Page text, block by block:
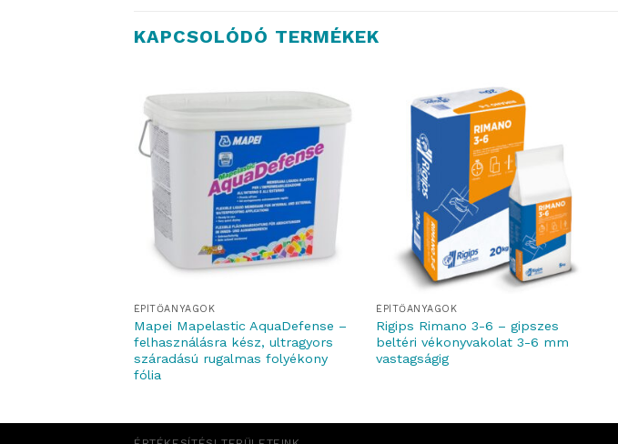
KAPCSOLÓDÓ TERMÉKEK
ÉPÍTŐANYAGOK
Mapei Mapelastic AquaDefense –
felhasználásra kész, ultragyors
száradású rugalmas folyékony
fólia
ÉPÍTŐANYAGOK
Rigips Rimano 3-6 – gipszes
beltéri vékonyvakolat 3-6 mm
vastagságig